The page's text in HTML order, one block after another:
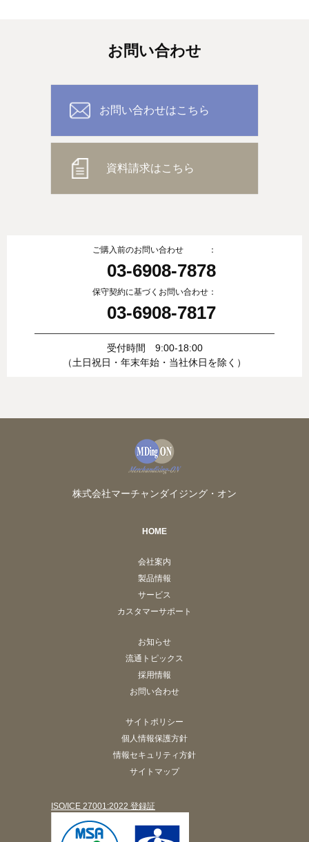
お問い合わせ
お問い合わせはこちら
資料請求はこちら
ご購入前のお問い合わせ ：
03-6908-7878
保守契約に基づくお問い合わせ：
03-6908-7817
受付時間 9:00-18:00
（土日祝日・年末年始・当社休日を除く）
株式会社マーチャンダイジング・オン
HOME
会社案内
製品情報
サービス
カスタマーサポート
お知らせ
流通トピックス
採用情報
お問い合わせ
サイトポリシー
個人情報保護方針
情報セキュリティ方針
サイトマップ
ISO/ICE 27001:2022 登録証